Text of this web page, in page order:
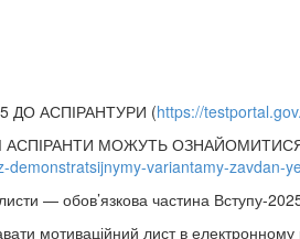
ДО АСПІРАНТУРИ (https://
АСПІРАНТИ МОЖУТЬ
demonstratsijnymy-variantamy-zavdan-
— обов’язкова частина Вступу-
мотиваційний лист в